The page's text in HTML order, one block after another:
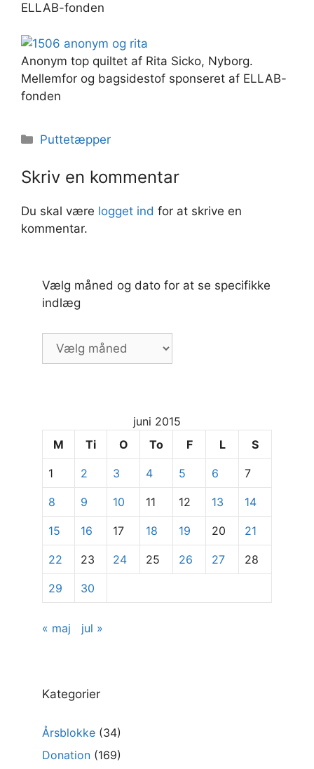
ELLAB-fonden
Anonym top quiltet af Rita Sicko, Nyborg.
Mellemfor og bagsidestof sponseret af ELLAB-
fonden
Kategorier
Puttetæpper
Skriv en kommentar
Du skal være logget ind for at skrive en
kommentar.
Vælg måned og dato for at se specifikke
indlæg
Vælg
måned
specifikke
indlæg
juni 2015
M
Ti O To F L S
1 2 3 4 5 6 7
8 9 10 11 12 13 14
15 16 17 18 19 20 21
22 23 24 25 26 27 28
29 30
« maj jul »
Kategorier
Årsblokke (34)
Donation (169)